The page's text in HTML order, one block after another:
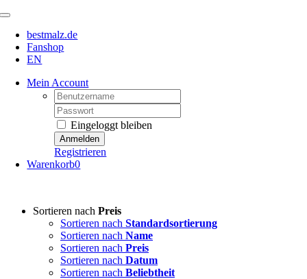
Zum
springen
Toggle
Navigationbestmalz.de
Fanshop
EN
Mein Account
Username:
Password:
Eingeloggt bleiben
Registrieren
Warenkorb0
Sortieren nach Preis
Sortieren nach Standardsortierung
Sortieren nach Name
Sortieren nach Preis
Sortieren nach Datum
Sortieren nach Beliebtheit